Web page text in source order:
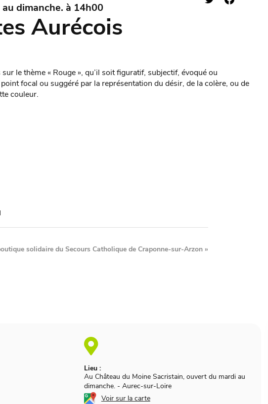
dimanche. à 14h00
Aurécois
le thème « Rouge », qu’il soit figuratif, subjectif, évoqué ou
focal ou suggéré par la représentation du désir, de la colère, ou de
couleur.
Lieu :
Au Château du Moine Sacristain, ouvert du mardi au
dimanche. - Aurec-sur-Loire
Voir sur la carte
solidaire du Secours Catholique de Craponne-sur-Arzon »